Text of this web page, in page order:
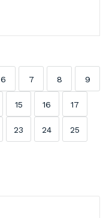
6 7 8 9
15 16 17
23 24 25